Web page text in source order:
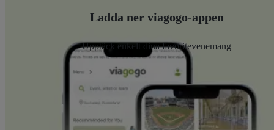
Ladda ner viagogo-appen
Upptäck enkelt dina favoritevenemang